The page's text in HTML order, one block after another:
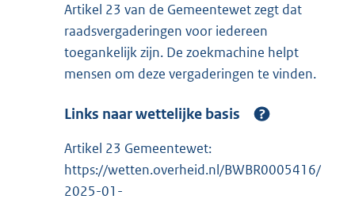
Artikel 23 van de Gemeentewet zegt dat
raadsvergaderingen voor iedereen
toegankelijk zijn. De zoekmachine helpt
mensen om deze vergaderingen te vinden.
Links naar wettelijke basis
Artikel 23 Gemeentewet:
https://wetten.overheid.nl/BWBR0005416/
2025-01-